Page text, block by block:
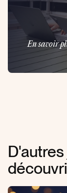
En savoir
D'autres